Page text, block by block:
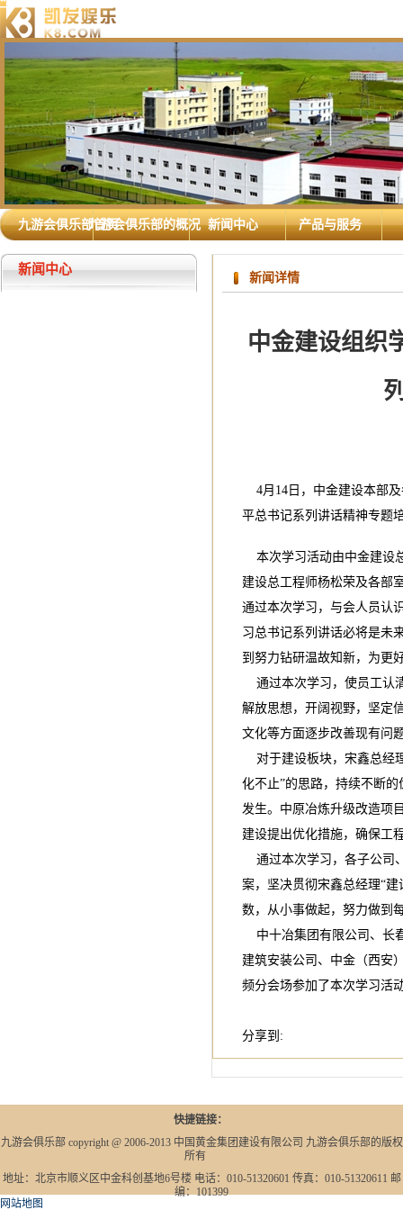
九游会俱乐部首页九游会俱乐部的概况 新闻中心 产品与服务
新闻中心
新闻详情
中金建设组织
4月14日，中金建设本部及
平总书记系列讲话精神专题
本次学习活动由中金建设
建设总工程师杨松荣及各部
通过本次学习，与会人员认
习总书记系列讲话必将是未
到努力钻研温故知新，为更
通过本次学习，使员工认
解放思想，开阔视野，坚定
文化等方面逐步改善现有问
对于建设板块，宋鑫总经
化不止”的思路，持续不断
发生。中原冶炼升级改造项
建设提出优化措施，确保工
通过本次学习，各子公司
案，坚决贯彻宋鑫总经理“
数，从小事做起，努力做到
中十冶集团有限公司、长
建筑安装公司、中金（西安
频分会场参加了本次学习活
分享到:
快捷链接：
九游会俱乐部 copyright @ 2006-2013 中国黄金集团建设有限公司 九游会俱乐部的版权
所有
地址：北京市顺义区中金科创基地6号楼 电话：010-51320601 传真：010-51320611 邮
编：101399
网站地图